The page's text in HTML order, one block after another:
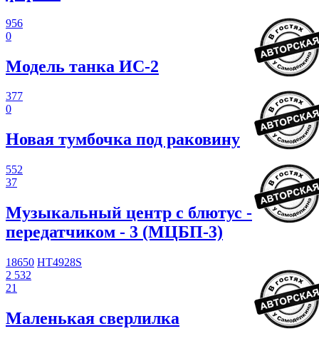
956
0
Модель танка ИС-2
377
0
Новая тумбочка под раковину
552
37
Музыкальный центр с блютус -
передатчиком - 3 (МЦБП-3)
18650 HT4928S
2 532
21
Маленькая сверлилка